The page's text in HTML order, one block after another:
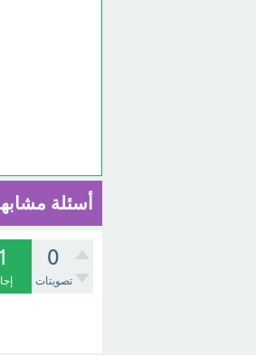
أسئلة
0
تصويتات